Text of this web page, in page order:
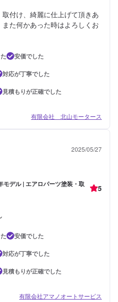
付け、綺麗に仕上げて頂きあ
た何かあった時はよろしくお
安価でした
対応が丁寧でした
見積もりが正確でした
有限会社 北山モータース
2025/05/27
モデル | エアロパーツ塗装・取
5
安価でした
対応が丁寧でした
見積もりが正確でした
有限会社アマノオートサービス